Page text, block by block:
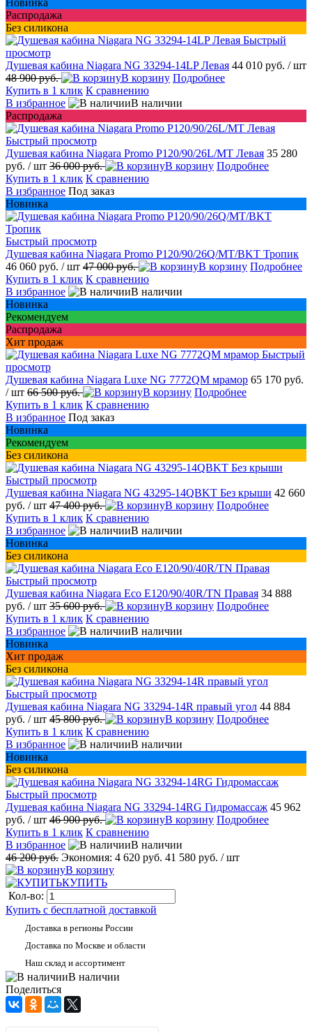
Новинка
Распродажа
Без силикона
Быстрый
просмотр
Душевая кабина Niagara NG 33294-14LP Левая 44 010 руб. / шт
48 900 руб.
В корзину Подробнее
Купить в 1 клик К сравнению
В избранное
В наличии
Распродажа
Быстрый просмотр
Душевая кабина Niagara Promo P120/90/26L/MT Левая 35 280
руб. / шт 36 000 руб. В корзину Подробнее
Купить в 1 клик К сравнению
В избранное Под заказ
Новинка
Быстрый просмотр
Душевая кабина Niagara Promo P120/90/26Q/MT/BKT Тропик
46 060 руб. / шт 47 000 руб. В корзину Подробнее
Купить в 1 клик К сравнению
В избранное
В наличии
Новинка
Рекомендуем
Распродажа
Хит продаж
Быстрый
просмотр
Душевая кабина Niagara Luxe NG 7772QM мрамор 65 170 руб.
/ шт 66 500 руб. В корзину Подробнее
Купить в 1 клик К сравнению
В избранное Под заказ
Новинка
Рекомендуем
Без силикона
Быстрый просмотр
Душевая кабина Niagara NG 43295-14QBKT Без крыши 42 660
руб. / шт 47 400 руб. В корзину Подробнее
Купить в 1 клик К сравнению
В избранное
В наличии
Новинка
Без силикона
Быстрый просмотр
Душевая кабина Niagara Eco E120/90/40R/ТN Правая 34 888
руб. / шт 35 600 руб. В корзину Подробнее
Купить в 1 клик К сравнению
В избранное
В наличии
Новинка
Хит продаж
Без силикона
Быстрый просмотр
Душевая кабина Niagara NG 33294-14R правый угол 44 884
руб. / шт 45 800 руб. В корзину Подробнее
Купить в 1 клик К сравнению
В избранное
В наличии
Новинка
Без силикона
Быстрый просмотр
Душевая кабина Niagara NG 33294-14RG Гидромассаж 45 962
руб. / шт 46 900 руб. В корзину Подробнее
Купить в 1 клик К сравнению
В избранное
В наличии
46 200 руб. Экономия: 4 620 руб. 41 580 руб. / шт
В корзину
КУПИТЬ
Кол-во:
Купить с бесплатной доставкой
Доставка в регионы России
Доставка по Москве и области
Наш склад и ассортимент
В наличии
Поделиться